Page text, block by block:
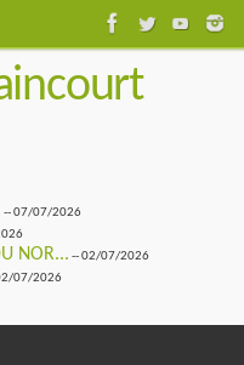
-- 07/07/2026
NOR... -- 02/07/2026
07/2026